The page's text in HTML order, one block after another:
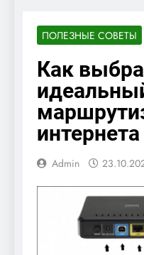
ПОЛЕЗНЫЕ СОВЕТЫ
Как
Admin